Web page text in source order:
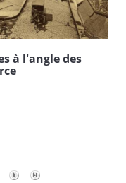
à l'angle des